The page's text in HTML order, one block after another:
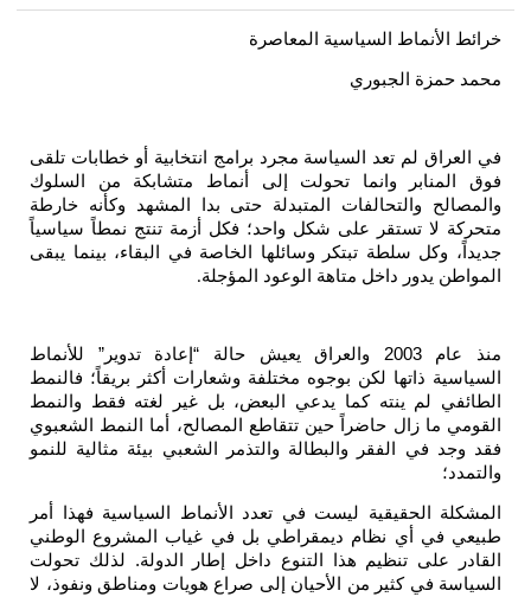
الأنماط السياسية المعاصرة
حمزة الجبوري
العراق لم تعد السياسة مجرد برامج انتخابية أو خطابات تلقى
المنابر وانما تحولت إلى أنماط متشابكة من السلوك
والتحالفات المتبدلة حتى بدا المشهد وكأنه خارطة
لا تستقر على شكل واحد؛ فكل أزمة تنتج نمطاً سياسياً
وكل سلطة تبتكر وسائلها الخاصة في البقاء، بينما يبقى
يدور داخل متاهة الوعود المؤجلة.
منذ عام 2003 والعراق يعيش حالة “إعادة تدوير” للأنماط
ذاتها لكن بوجوه مختلفة وشعارات أكثر بريقاً؛ فالنمط
لم ينته كما يدعي البعض، بل غير لغته فقط والنمط
ما زال حاضراً حين تتقاطع المصالح، أما النمط الشعبوي
وجد في الفقر والبطالة والتذمر الشعبي بيئة مثالية للنمو
الحقيقية ليست في تعدد الأنماط السياسية فهذا أمر
في أي نظام ديمقراطي بل في غياب المشروع الوطني
على تنظيم هذا التنوع داخل إطار الدولة. لذلك تحولت
في كثير من الأحيان إلى صراع هويات ومناطق ونفوذ، لا